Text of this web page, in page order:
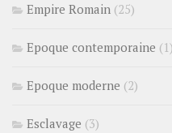
Empire Romain (25)
Epoque contemporaine (1)
Epoque moderne (2)
Esclavage (3)